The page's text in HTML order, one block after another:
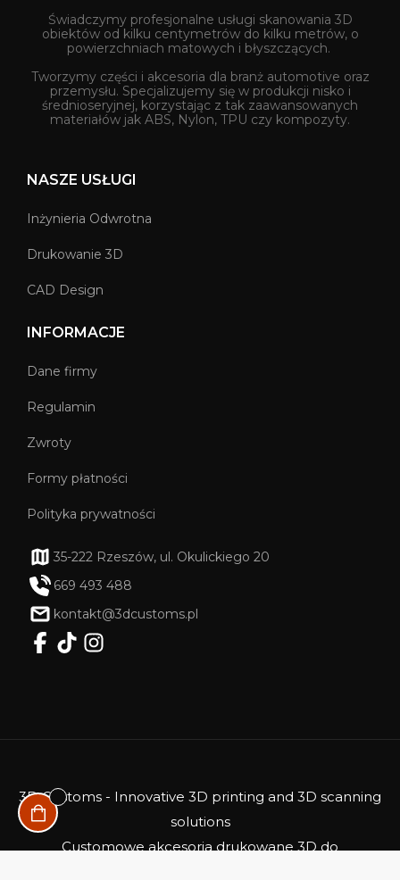
Świadczymy profesjonalne usługi skanowania 3D
obiektów od kilku centymetrów do kilku metrów, o
powierzchniach matowych i błyszczących.
Tworzymy części i akcesoria dla branż automotive oraz
przemysłu. Specjalizujemy się w produkcji nisko i
średnioseryjnej, korzystając z tak zaawansowanych
materiałów jak ABS, Nylon, TPU czy kompozyty.
NASZE USŁUGI
Inżynieria Odwrotna
Drukowanie 3D
CAD Design
INFORMACJE
Dane firmy
Regulamin
Zwroty
Formy płatności
Polityka prywatności
35-222 Rzeszów, ul. Okulickiego 20
669 493 488
kontakt@3dcustoms.pl
3D Customs - Innovative 3D printing and 3D scanning
solutions
Customowe akcesoria drukowane 3D do